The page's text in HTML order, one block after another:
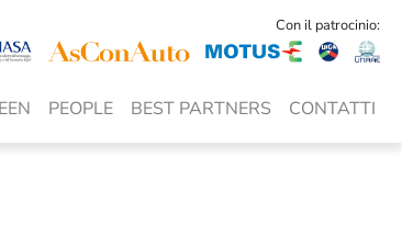
Con il patrocinio:
PEOPLE BEST PARTNERS CONTATTI